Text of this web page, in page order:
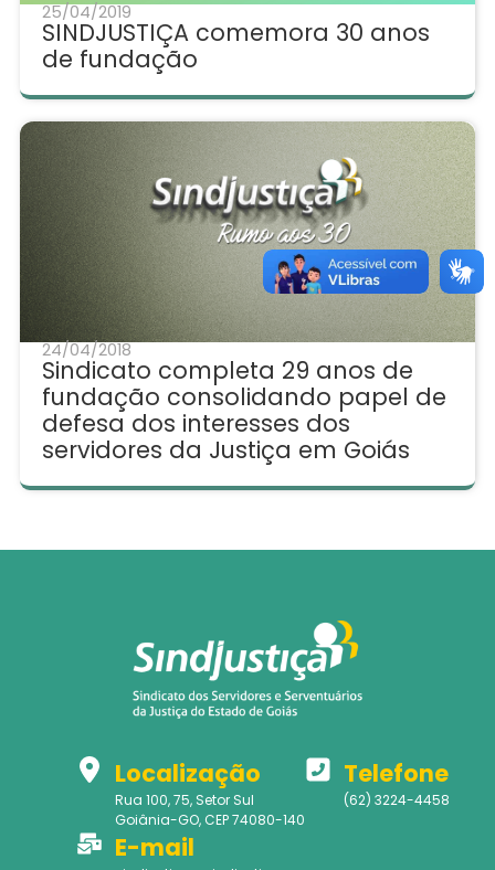
25/04/2019
SINDJUSTIÇA comemora 30 anos
de fundação
24/04/2018
Sindicato completa 29 anos de
fundação consolidando papel de
defesa dos interesses dos
servidores da Justiça em Goiás
Localização
Rua 100, 75, Setor Sul
Goiânia-GO, CEP 74080-140
Telefone
(62) 3224-4458
E-mail